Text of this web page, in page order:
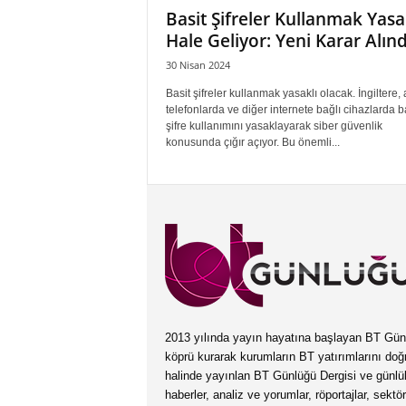
Basit Şifreler Kullanmak
Hale Geliyor: Yeni Karar
30 Nisan 2024
Basit şifreler kullanmak yasaklı olacak. İngiltere,
telefonlarda ve diğer internete bağlı cihazlarda
şifre kullanımını yasaklayarak siber güvenlik
konusunda çığır açıyor. Bu önemli...
2013 yılında yayın hayatına başlayan BT
köprü kurarak kurumların BT yatırımlarını
halinde yayınlan BT Günlüğü Dergisi ve
haberler, analiz ve yorumlar, röportajlar,